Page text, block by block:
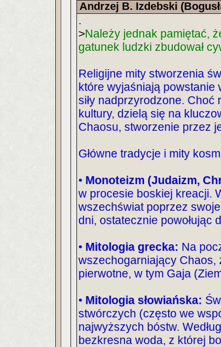
Andrzej B. Izdebski
.
>Należy jednak pamiętać,
gatunek ludzki zbudował
Religijne mity stworzenia
które wyjaśniają powstanie
siły nadprzyrodzone. Choć
kultury, dzielą się na
Chaosu, stworzenie przez
Główne tradycje i mity
• Monoteizm (Judaizm,
w procesie boskiej kreacji.
wszechświat poprzez
dni, ostatecznie powołując
• Mitologia grecka: Na
wszechogarniający Chaos,
pierwotne, w tym Gaja
• Mitologia słowiańska:
stwórczych (często we
najwyższych bóstw.
bezkresna woda, z której